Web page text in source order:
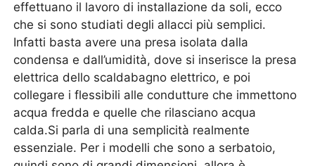
effettuano il lavoro di installazione da soli, ecco
che si sono studiati degli allacci più semplici.
Infatti basta avere una presa isolata dalla
condensa e dall’umidità, dove si inserisce la presa
elettrica dello scaldabagno elettrico, e poi
collegare i flessibili alle condutture che immettono
acqua fredda e quelle che rilasciano acqua
calda.Si parla di una semplicità realmente
essenziale. Per i modelli che sono a serbatoio,